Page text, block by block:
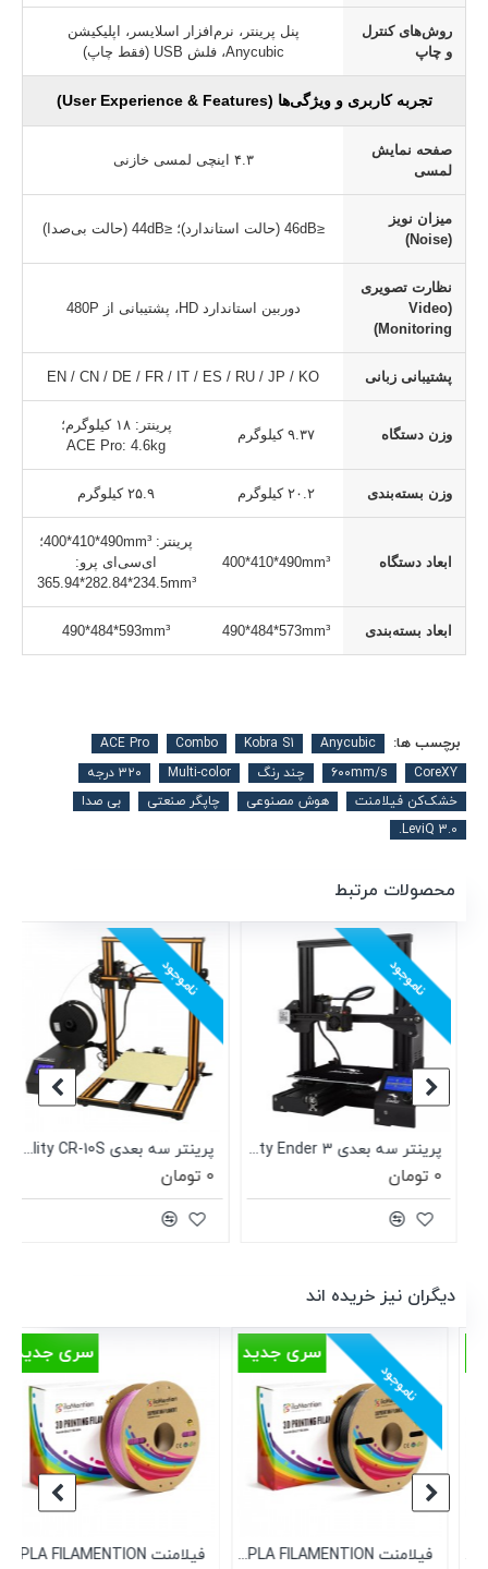
روش‌های کنترل
و چاپ
پنل پرینتر، نرم‌افزار اسلایسر، اپلیکیشن
Anycubic، فلش USB (فقط چاپ)
تجربه کاربری و ویژگی‌ها (User Experience & Features)
صفحه نمایش
لمسی
۴.۳ اینچی لمسی خازنی
میزان نویز
(Noise)
≤46dB (حالت استاندارد)؛ ≤44dB (حالت بی‌صدا)
نظارت تصویری
(Video
Monitoring)
دوربین استاندارد HD، پشتیبانی از 480P
پشتیبانی زبانی EN / CN / DE / FR / IT / ES / RU / JP / KO
وزن دستگاه ۹.۳۷ کیلوگرم
پرینتر: ۱۸ کیلوگرم؛
ACE Pro: 4.6kg
وزن بسته‌بندی ۲۰.۲ کیلوگرم ۲۵.۹ کیلوگرم
ابعاد دستگاه 400*410*490mm³
پرینتر: 400*410*490mm³؛
ای‌سی‌ای پرو:
365.94*282.84*234.5mm³
ابعاد بسته‌بندی 490*484*573mm³
490*484*593mm³
برچسب ها: Anycubic
Kobra S1
Combo
ACE Pro
CoreXY
۶۰۰mm/s چند رنگ Multi-color
۳۲۰ درجه
خشک‌کن فیلامنت
هوش مصنوعی چاپگر صنعتی
بی صدا
LeviQ 3.0.
محصولات مرتبط
ناموجود
پرینتر سه بعدی Creality Ender 3
ناموجود
پرینتر سه بعدی Creality CR-10S
دیگران نیز خریده اند
سری جدید
ناموجود
فیلامنت PLA FILAMENTION سیاه 1.75mm
سری جدید
فیلامنت PLA FILAMENTION صورتی 1.75mm